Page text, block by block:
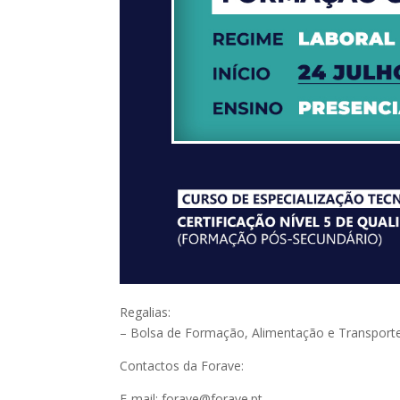
Regalias:
– Bolsa de Formação, Alimentação e
Contactos da Forave: